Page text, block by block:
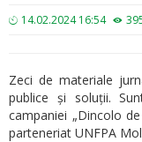
14.02.2024 16:54
Zeci de materiale
publice și soluții.
campaniei „Dincolo
parteneriat UNFPA